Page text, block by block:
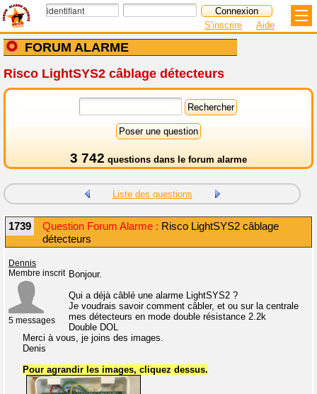
FORUM ALARME
S'inscrire Aide
Risco LightSYS2 câblage détecteurs
3 742 questions dans le forum alarme
Liste des questions
1739 Question Forum Alarme : Risco LightSYS2 câblage
détecteurs
Dennis
Membre inscrit
5 messages
Bonjour.
Qui a déjà câblé une alarme LightSYS2 ?
Je voudrais savoir comment câbler, et ou sur la centrale
mes détecteurs en mode double résistance 2.2k
Double DOL
Merci à vous, je joins des images.
Denis
Pour agrandir les images, cliquez dessus.